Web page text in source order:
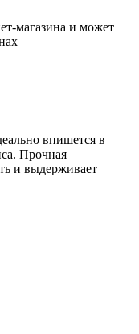
магазина и может
впишется в
Прочная
и выдерживает